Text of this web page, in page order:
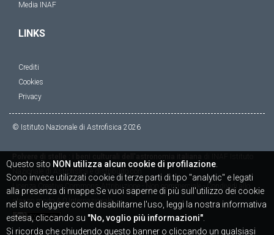
Media INAF
LINKS
Crediti
Cookies
Privacy
© Istituto Nazionale di Astrofisica 2026
Licenza
Creative Commons Attribuzione - Non commerciale - Condividi allo
stesso modo 4.0 Internazionale
Questo sito NON utilizza alcun cookie di profilazione
Sono invece utilizzati cookie di terze parti di tipo "analytic" e legati
alla presenza di mappe.Se vuoi saperne di più sull'utilizzo dei cookie
nel sito e leggere come disabilitarne l'uso, leggi la nostra informativa
estesa, cliccando su "No, voglio più informazioni"
Si ricorda che chiudendo questo banner o cliccando un qualsiasi